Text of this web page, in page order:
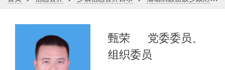
甄荣
党委委员、
组织委员